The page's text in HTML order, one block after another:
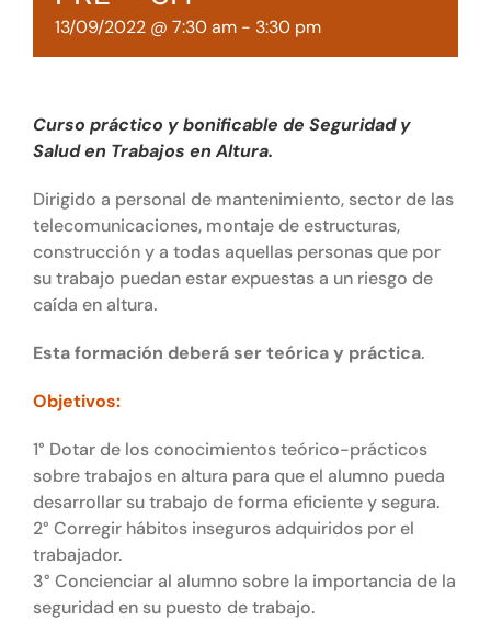
13/09/2022 @ 7:30 am - 3:30 pm
Curso práctico y bonificable de Seguridad y
Salud en Trabajos en Altura.
Dirigido a personal de mantenimiento, sector de las
telecomunicaciones, montaje de estructuras,
construcción y a todas aquellas personas que por
su trabajo puedan estar expuestas a un riesgo de
caída en altura.
Esta formación deberá ser teórica y práctica.
Objetivos:
1° Dotar de los conocimientos teórico-prácticos
sobre trabajos en altura para que el alumno pueda
desarrollar su trabajo de forma eficiente y segura.
2° Corregir hábitos inseguros adquiridos por el
trabajador.
3° Concienciar al alumno sobre la importancia de la
seguridad en su puesto de trabajo.